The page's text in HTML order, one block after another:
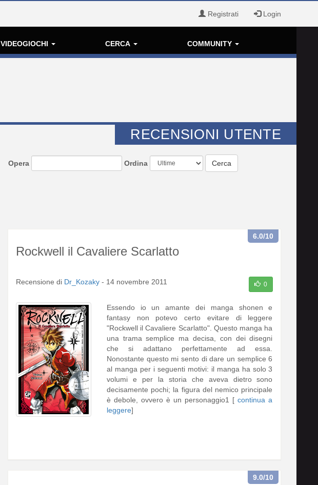
Registrati Login
VIDEOGIOCHI CERCA COMMUNITY
RECENSIONI UTENTE
Opera Ordina Cerca
Rockwell il Cavaliere Scarlatto
6.0/10
Recensione di Dr_Kozaky - 14 novembre 2011 0
Essendo io un amante dei manga shonen e
fantasy non potevo certo evitare di leggere
"Rockwell il Cavaliere Scarlatto". Questo manga ha
una trama semplice ma decisa, con dei disegni
che si adattano perfettamente ad essa.
Nonostante questo mi sento di dare un semplice 6
al manga per i seguenti motivi: il manga ha solo 3
volumi e per la storia che aveva dietro sono
decisamente pochi; la figura del nemico principale
è debole, ovvero è un personaggio1 [continua a
leggere]
9.0/10